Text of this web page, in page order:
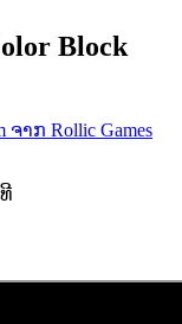
Block
ຈາກ Rollic Games